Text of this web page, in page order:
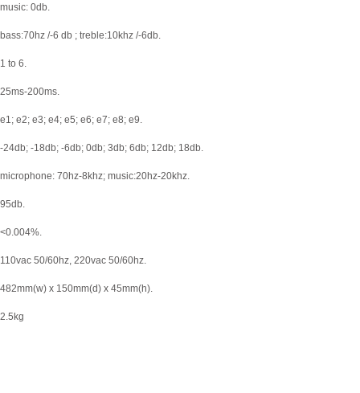
music: 0db.
bass:70hz /-6 db ; treble:10khz /-6db.
1 to 6.
25ms-200ms.
e1; e2; e3; e4; e5; e6; e7; e8; e9.
-24db; -18db; -6db; 0db; 3db; 6db; 12db; 18db.
microphone: 70hz-8khz; music:20hz-20khz.
95db.
<0.004%.
110vac 50/60hz, 220vac 50/60hz.
482mm(w) x 150mm(d) x 45mm(h).
2.5kg